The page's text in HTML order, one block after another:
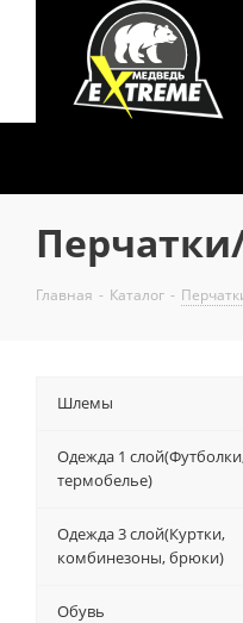
Главная - Каталог -
Шлемы
Одежда 1
термобелье)
Одежда 3 слой(Куртки,
комбинезоны, брюки)
Обувь